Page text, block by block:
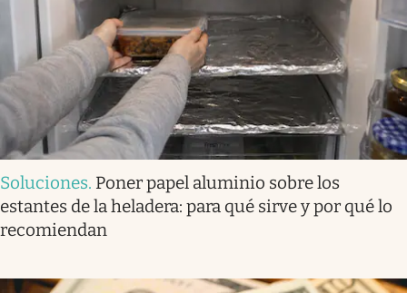
Soluciones. Poner papel aluminio sobre los
estantes de la heladera: para qué sirve y por qué lo
recomiendan